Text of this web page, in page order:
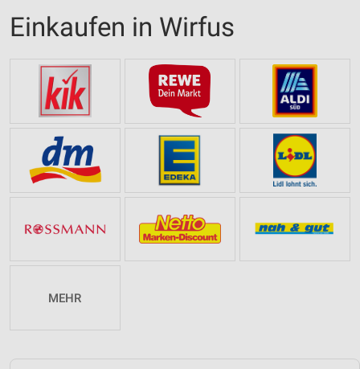
Einkaufen in Wirfus
MEHR